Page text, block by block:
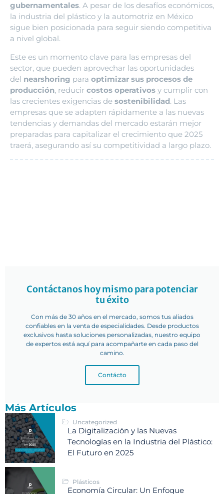
gubernamentales. A pesar de los desafíos económicos,
la industria del plástico y la automotriz en México
sigue bien posicionada para seguir siendo competitiva
a nivel global.
Este es un momento clave para las empresas del
sector, que pueden aprovechar las oportunidades
del nearshoring para optimizar sus procesos de
producción, reducir costos operativos y cumplir con
las crecientes exigencias de sostenibilidad. Las
empresas que se adapten rápidamente a las nuevas
tendencias y demandas del mercado estarán mejor
preparadas para capitalizar el crecimiento que 2025
traerá, asegurando así su competitividad a largo plazo.
Contáctanos hoy mismo para potenciar
tu éxito
Con más de 30 años en el mercado, somos tus aliados
confiables en la venta de especialidades. Desde productos
exclusivos hasta soluciones personalizadas, nuestro equipo
de expertos está aquí para acompañarte en cada paso del
camino.
Contácto
Más Artículos
Uncategorized
La Digitalización y las Nuevas
Tecnologías en la Industria del Plástico:
El Futuro en 2025
Plásticos
Economía Circular: Un Enfoque